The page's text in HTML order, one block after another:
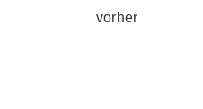
vorher